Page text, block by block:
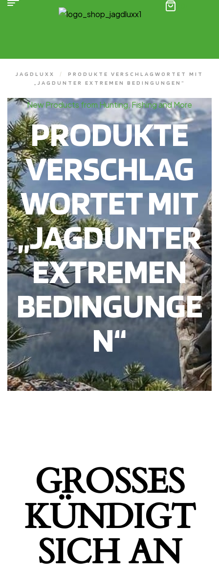
JAGDLUXX /
PRODUKTE VERSCHLAGWORTET MIT
„JAGDUNTER EXTREMEN BEDINGUNGEN“
New Products from Hunting, Fishing and More
PRODUKTE
VERSCHLAG
WORTET MIT
„JAGDUNTER
EXTREMEN
BEDINGUNGE
N“
GROSSES K
ÜNDIGT S
ICH AN